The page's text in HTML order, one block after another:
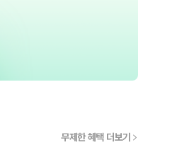
무제한 혜택 더보기